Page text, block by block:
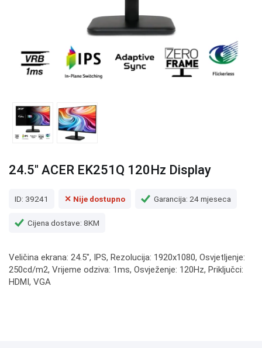
24.5" ACER EK251Q 120Hz Display
ID: 39241 ✕ Nije dostupno Garancija: 24 mjeseca
Cijena dostave: 8KM
Veličina ekrana: 24.5", IPS, Rezolucija: 1920x1080, Osvjetljenje:
250cd/m2, Vrijeme odziva: 1ms, Osvježenje: 120Hz, Priključci:
HDMI, VGA